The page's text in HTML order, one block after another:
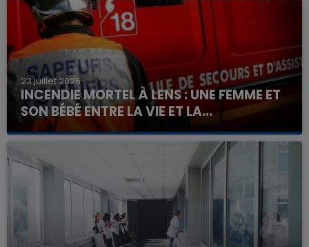
23 juillet 2026
INCENDIE MORTEL À LENS : UNE FEMME ET
SON BÉBÉ ENTRE LA VIE ET LA...
Un homme s'est immolé par le feu après avoir
aspergé sa compagne et leur bébé de trois mois
d'un liquide inflammable.